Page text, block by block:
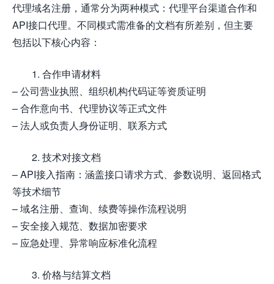
代理域名注册，通常分为两种模式：代理平台渠道合作和
API接口代理。不同模式需准备的文档有所差别，但主要
包括以下核心内容：
1. 合作申请材料
– 公司营业执照、组织机构代码证等资质证明
– 合作意向书、代理协议等正式文件
– 法人或负责人身份证明、联系方式
2. 技术对接文档
– API接入指南：涵盖接口请求方式、参数说明、返回格式
等技术细节
– 域名注册、查询、续费等操作流程说明
– 安全接入规范、数据加密要求
– 应急处理、异常响应标准化流程
3. 价格与结算文档